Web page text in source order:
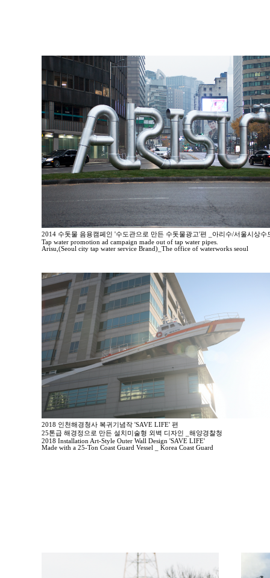
2014 수돗물 음용캠페인 '수도관으로 만든 수돗물광고'편 _아리수/서울시상수
Tap water promotion ad campaign made out of tap water pipes.
Arisu,(Seoul city tap water service Brand)_The office of waterworks seoul
2018 인천해경청사 복귀기념작 'SAVE LIFE' 편
25톤급 해경정으로 만든 설치미술형 외벽 디자인 _해양경찰청
2018 Installation Art-Style Outer Wall Design 'SAVE LIFE'
Made with a 25-Ton Coast Guard Vessel _ Korea Coast Guard